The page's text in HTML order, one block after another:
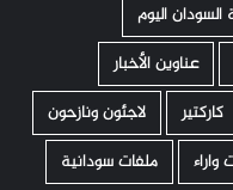
السودان اليوم
عناوين الأخبار
كاركتير
لاجئون ونازحون
واراء
ملفات سودانية